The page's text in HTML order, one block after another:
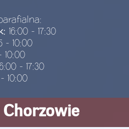
16:00 - 17:30
- 10:00
10:00
- 17:30
10:00